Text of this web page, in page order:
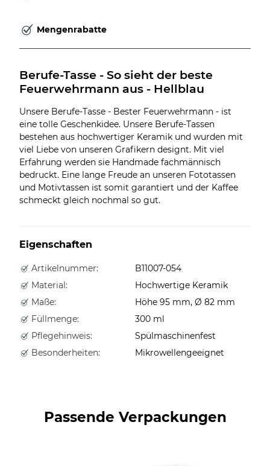
Mengenrabatte
Berufe-Tasse - So sieht der beste
Feuerwehrmann aus - Hellblau
Unsere Berufe-Tasse - Bester Feuerwehrmann - ist
eine tolle Geschenkidee. Unsere Berufe-Tassen
bestehen aus hochwertiger Keramik und wurden mit
viel Liebe von unseren Grafikern designt. Mit viel
Erfahrung werden sie Handmade fachmännisch
bedruckt. Eine lange Freude an unseren Fototassen
und Motivtassen ist somit garantiert und der Kaffee
schmeckt gleich nochmal so gut.
Eigenschaften
Artikelnummer:
B11007-054
Material:
Hochwertige Keramik
Maße:
Höhe 95 mm, Ø 82 mm
Füllmenge:
300 ml
Pflegehinweis:
Spülmaschinenfest
Besonderheiten:
Mikrowellengeeignet
Passende Verpackungen